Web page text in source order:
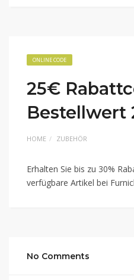
ONLINE CODE
25€
Bestellwert
HOME ZUBEHÖR
Erhalten Sie bis zu 30%
verfügbare Artikel bei
No Comments